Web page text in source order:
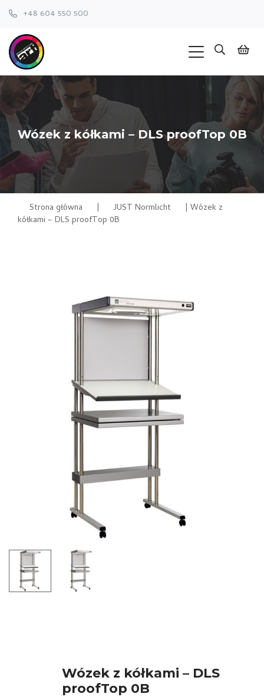
+48 604 550 500
Wózek z kółkami – DLS proofTop 0B
Strona główna | JUST Normlicht | Wózek z
kółkami – DLS proofTop 0B
Wózek z kółkami – DLS
proofTop 0B